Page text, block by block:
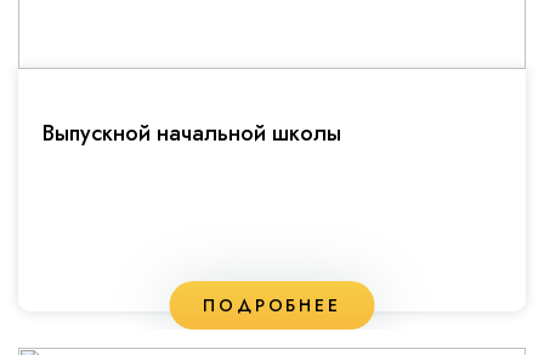
Выпускной начальной школы
ПОДРОБНЕЕ